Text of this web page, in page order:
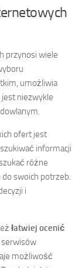
przynosi wiele
umożliwia
jest niezwykle
ofert jest
informacji
różne
swoich potrzeb.
i
łatwiej ocenić
serwisów
możliwość